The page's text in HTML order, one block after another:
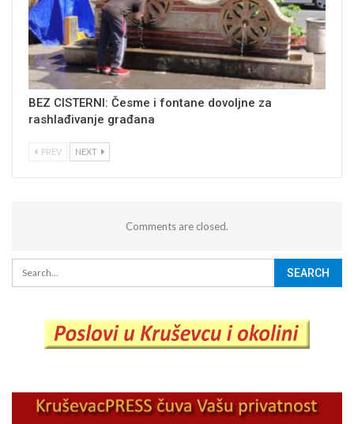
BEZ CISTERNI: Česme i fontane dovoljne za
rashlađivanje građana
PREV NEXT
Comments are closed.